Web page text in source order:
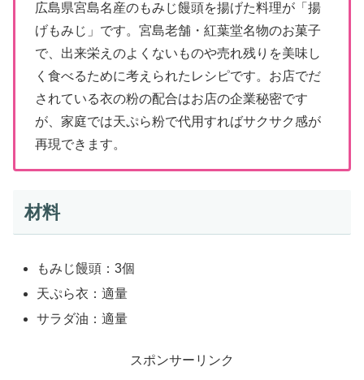
広島県宮島名産のもみじ饅頭を揚げた料理が「揚
げもみじ」です。宮島老舗・紅葉堂名物のお菓子
で、出来栄えのよくないものや売れ残りを美味し
く食べるために考えられたレシピです。お店でだ
されている衣の粉の配合はお店の企業秘密です
が、家庭では天ぷら粉で代用すればサクサク感が
再現できます。
材料
もみじ饅頭：3個
天ぷら衣：適量
サラダ油：適量
スポンサーリンク